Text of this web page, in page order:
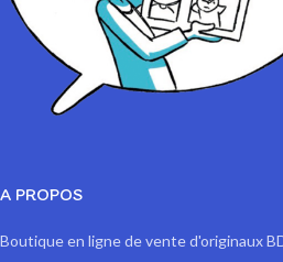
A PROPOS
Boutique en ligne de vente d'originaux